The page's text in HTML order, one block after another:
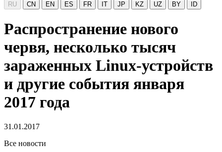
RU CN EN ES FR IT JP KZ UZ BY ID
Распространение нового
червя, несколько тысяч
зараженных Linux-устройств
и другие события января
2017 года
31.01.2017
Все новости